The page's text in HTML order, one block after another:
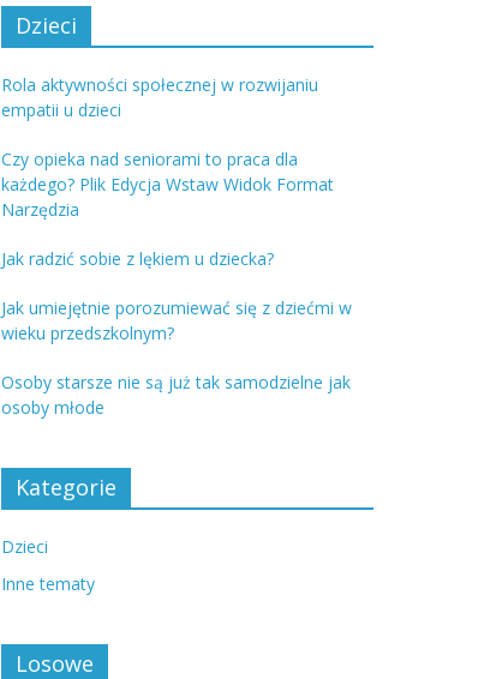
Dzieci
Rola aktywności społecznej w rozwijaniu
empatii u dzieci
Czy opieka nad seniorami to praca dla
każdego? Plik Edycja Wstaw Widok Format
Narzędzia
Jak radzić sobie z lękiem u dziecka?
Jak umiejętnie porozumiewać się z dziećmi w
wieku przedszkolnym?
Osoby starsze nie są już tak samodzielne jak
osoby młode
Kategorie
Dzieci
Inne tematy
Losowe